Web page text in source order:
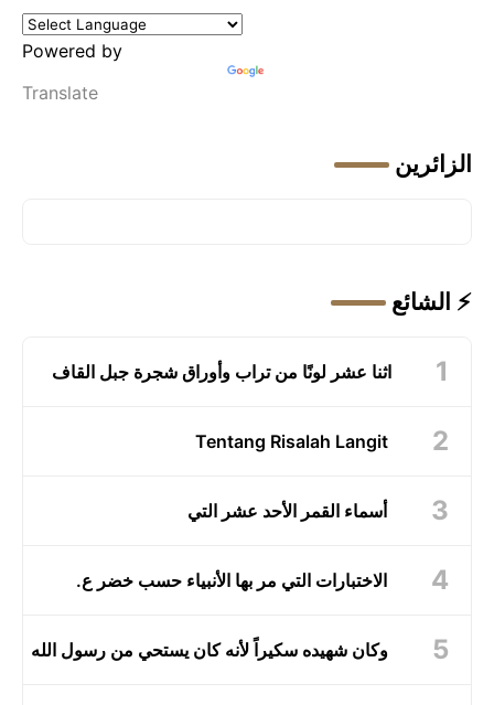
Powered by
Translate
الزائرين
⚡ الشائع
اثنا عشر لونًا من تراب وأوراق شجرة جبل القاف
Tentang Risalah Langit
أسماء القمر الأحد عشر التي
الاختبارات التي مر بها الأنبياء حسب خضر ع.
وكان شهيده سكيراً لأنه كان يستحي من رسول الله